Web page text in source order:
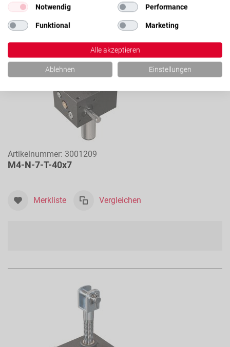
Artikelnummer: 3001209
M4-N-7-T-40x7
Merkliste Vergleichen
Notwendig Performance
Funktional Marketing
Alle akzeptieren
Ablehnen Einstellungen